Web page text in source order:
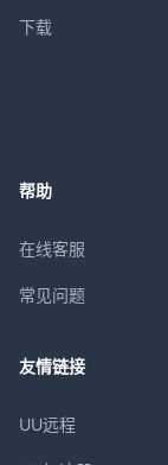
下载
帮助
在线客服
常见问题
友情链接
UU远程